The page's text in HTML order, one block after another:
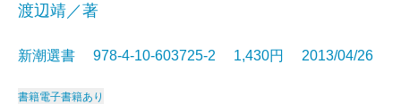
渡辺靖／著
新潮選書 978-4-10-603725-2 1,430円 2013/04/26
書籍電子書籍あり